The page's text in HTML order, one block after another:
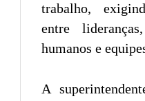
trabalho,
entre
humanos e
A